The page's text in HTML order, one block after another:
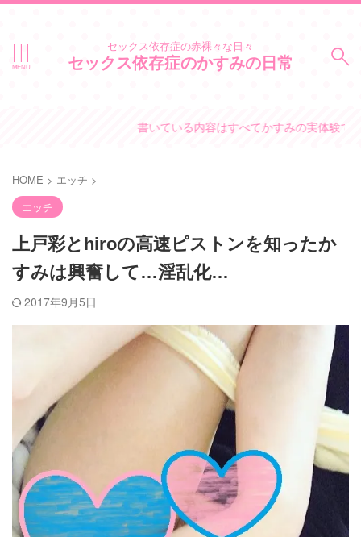
セックス依存症の赤裸々な日々
セックス依存症のかすみの日常
書いている内容はすべてかすみの実体験です。
HOME > エッチ >
エッチ
上戸彩とhiroの高速ピストンを知ったか
すみは興奮して…淫乱化…
2017年9月5日